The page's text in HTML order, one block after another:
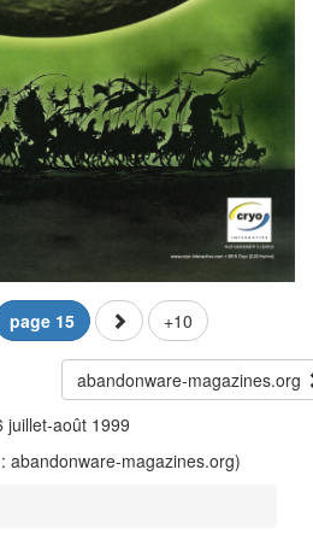
page 15 +10
abandonware-magazines.org
juillet-août 1999
abandonware-magazines.org)